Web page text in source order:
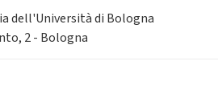
dell'Università di Bologna
2 - Bologna